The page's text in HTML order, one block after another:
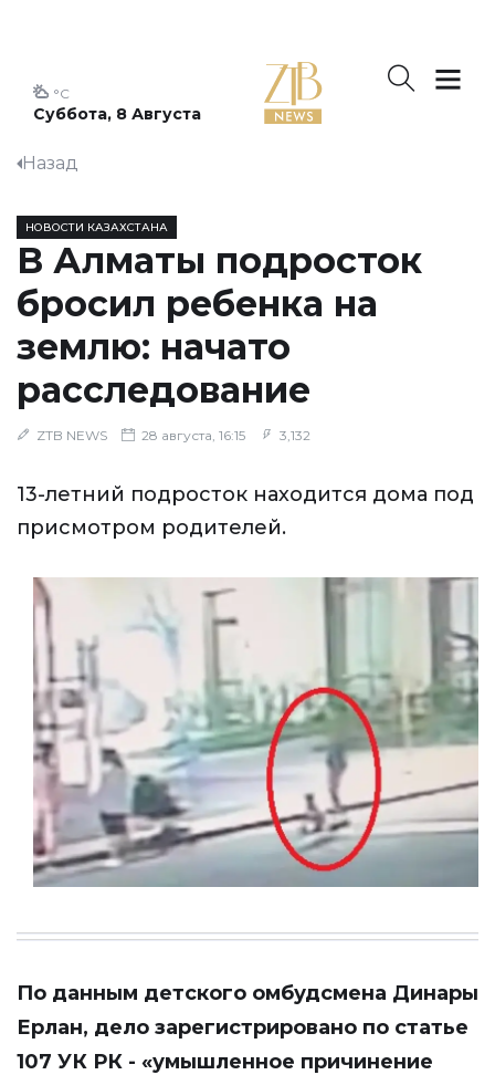
Суббота, 8 Августа
°C
Назад
НОВОСТИ КАЗАХСТАНА
В Алматы подросток
бросил ребенка на
землю: начато
расследование
ZTB NEWS 28 августа, 16:15 3,132
13-летний подросток находится дома под
присмотром родителей.
По данным детского омбудсмена Динары
Ерлан, дело зарегистрировано по статье
107 УК РК - «умышленное причинение